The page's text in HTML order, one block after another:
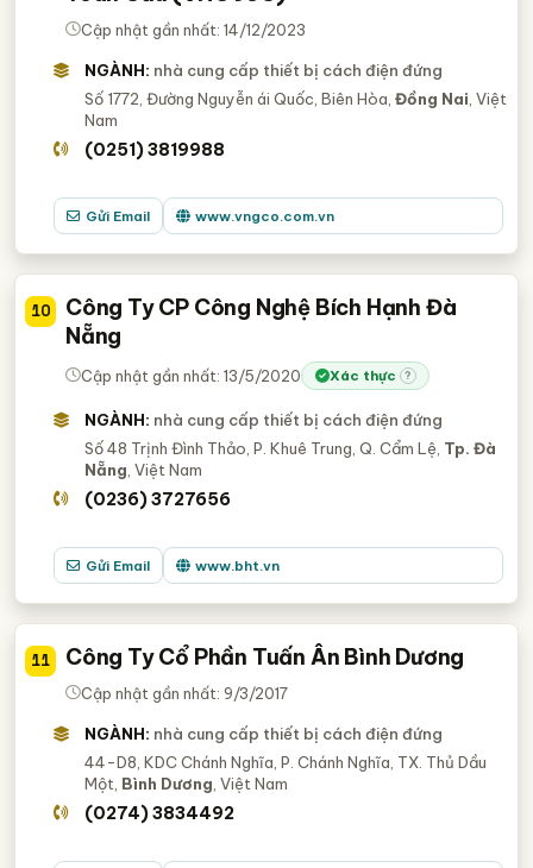
Cập nhật gần nhất: 14/12/2023
NGÀNH: nhà cung cấp thiết bị cách điện đứng
Số 1772, Đường Nguyễn ái Quốc, Biên Hòa,Đồng Nai , Việt
Nam
(0251) 3819988
Gửi Email www.vngco.com.vn
10
Công Ty CP Công Nghệ Bích Hạnh Đà
Nẵng
Cập nhật gần nhất: 13/5/2020 Xác thực ?
NGÀNH: nhà cung cấp thiết bị cách điện đứng
Số 48 Trịnh Đình Thảo, P. Khuê Trung, Q. Cẩm Lệ, Tp. Đà
Nẵng , Việt Nam
(0236) 3727656
Gửi Email www.bht.vn
11 Công Ty Cổ Phần Tuấn Ân Bình Dương
Cập nhật gần nhất: 9/3/2017
NGÀNH: nhà cung cấp thiết bị cách điện đứng
44-D8, KDC Chánh Nghĩa, P. Chánh Nghĩa, TX. Thủ Dầu
Một, Bình Dương , Việt Nam
(0274) 3834492